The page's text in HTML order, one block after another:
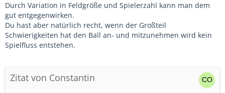
Durch Variation in Feldgröße und Spielerzahl kann man dem
gut entgegenwirken.
Du hast aber natürlich recht, wenn der Großteil
Schwierigkeiten hat den Ball an- und mitzunehmen wird kein
Spielfluss entstehen.
Zitat von Constantin